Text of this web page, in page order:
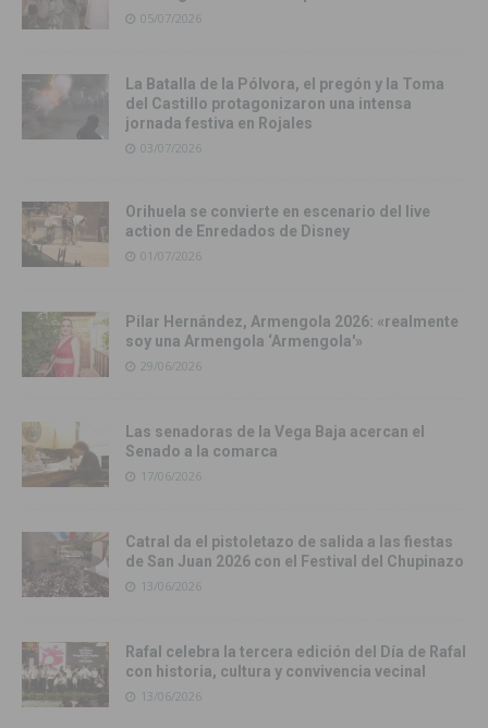
05/07/2026
La Batalla de la Pólvora, el pregón y la Toma
del Castillo protagonizaron una intensa
jornada festiva en Rojales
03/07/2026
Orihuela se convierte en escenario del live
action de Enredados de Disney
01/07/2026
Pilar Hernández, Armengola 2026: «realmente
soy una Armengola ‘Armengola'»
29/06/2026
Las senadoras de la Vega Baja acercan el
Senado a la comarca
17/06/2026
Catral da el pistoletazo de salida a las fiestas
de San Juan 2026 con el Festival del Chupinazo
13/06/2026
Rafal celebra la tercera edición del Día de Rafal
con historia, cultura y convivencia vecinal
13/06/2026